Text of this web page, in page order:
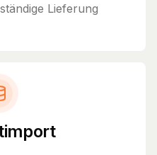
Lieferung